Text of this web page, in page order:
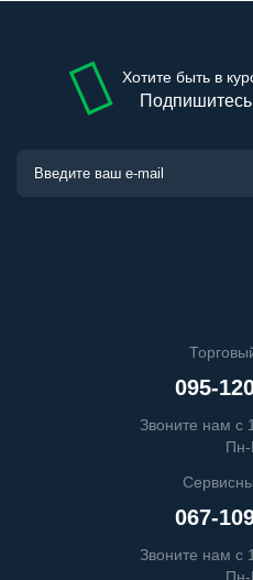
Хотите быть в
095-
Звоните нам с
Пн-
067-
Звоните нам с
Пн-